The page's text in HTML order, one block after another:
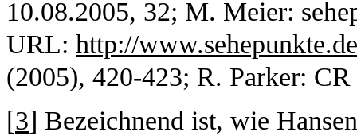
10.08.2005, 32; M. Meier:
URL: http://
(2005), 420-423; R. Parker:
[3] Bezeichnend ist, wie